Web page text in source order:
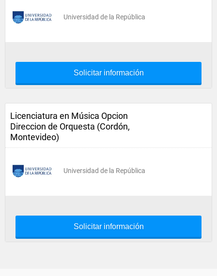
Universidad de la República
Solicitar información
Licenciatura en Música Opcion
Direccion de Orquesta (Cordón,
Montevideo)
Universidad de la República
Solicitar información